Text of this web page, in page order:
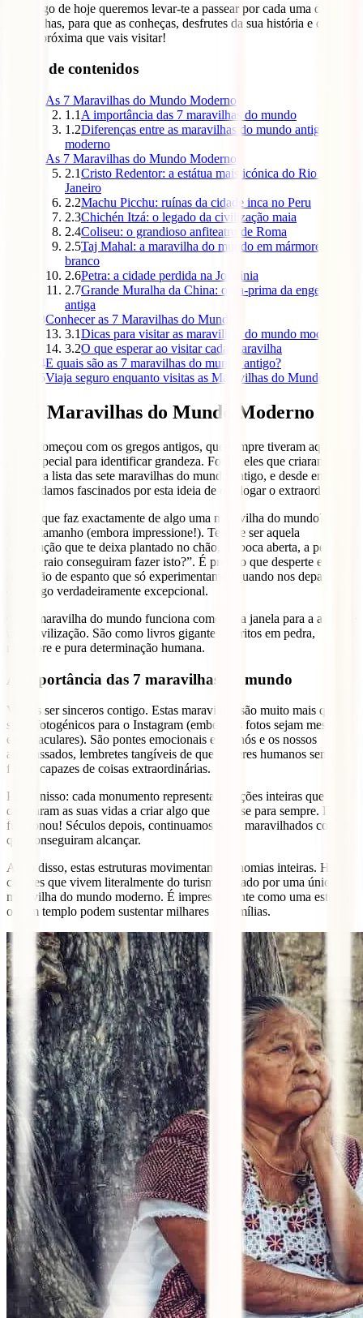
No artigo de hoje queremos levar-te a passear por cada uma destas
maravilhas, para que as conheças, desfrutes da sua história e decidas
qual a próxima que vais visitar!
Tabla de contenidos
As 7 Maravilhas do Mundo Moderno
1.1 A importância das 7 maravilhas do mundo
1.2Diferenças entre as maravilhas do mundo antigo e
moderno
As 7 Maravilhas do Mundo Moderno
2.1Cristo Redentor: a estátua mais icónica do Rio de
Janeiro
2.2Machu Picchu: ruínas da cidade inca no Peru
2.3Chichén Itzá: o legado da civilização maia
2.4Coliseu: o grandioso anfiteatro de Roma
2.5Taj Mahal: a maravilha do mundo em mármore
branco
2.6Petra: a cidade perdida na Jordânia
2.7Grande Muralha da China: obra-prima da engenharia
antiga
3Conhecer as 7 Maravilhas do Mundo
3.1Dicas para visitar as maravilhas do mundo moderno
3.2O que esperar ao visitar cada maravilha
4E quais são as 7 maravilhas do mundo antigo?
5Viaja seguro enquanto visitas as Maravilhas do Mundo
As 7 Maravilhas do Mundo Moderno
Tudo começou com os gregos antigos, que sempre tiveram aquele
jeito especial para identificar grandeza. Foram eles que criaram a
primeira lista das sete maravilhas do mundo antigo, e desde então
que andamos fascinados por esta ideia de catalogar o extraordinário.
Mas o que faz exactamente de algo uma maravilha do mundo? Não
é só o tamanho (embora impressione!). Tem de ser aquela
construção que te deixa plantado no chão, de boca aberta, a pensar
“como raio conseguiram fazer isto?”. É preciso que desperte essa
sensação de espanto que só experimentamos quando nos deparamos
com algo verdadeiramente excepcional.
Cada maravilha do mundo funciona como uma janela para a alma de
uma civilização. São como livros gigantes escritos em pedra,
mármore e pura determinação humana.
A importância das 7 maravilhas do mundo
Vamos ser sinceros contigo. Estas maravilhas são muito mais que
spots fotogénicos para o Instagram (embora as fotos sejam mesmo
espectaculares). São pontes emocionais entre nós e os nossos
antepassados, lembretes tangíveis de que os seres humanos sempre
foram capazes de coisas extraordinárias.
Pensa nisso: cada monumento representa gerações inteiras que
dedicaram as suas vidas a criar algo que durasse para sempre. E
funcionou! Séculos depois, continuamos aqui, maravilhados com o
que conseguiram alcançar.
Além disso, estas estruturas movimentam economias inteiras. Há
cidades que vivem literalmente do turismo gerado por uma única
maravilha do mundo moderno. É impressionante como uma estátua
ou um templo podem sustentar milhares de famílias.